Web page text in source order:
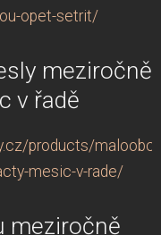
opet-setrit/
meziročně
v řadě
products/
mesic-v-rade/
meziročně